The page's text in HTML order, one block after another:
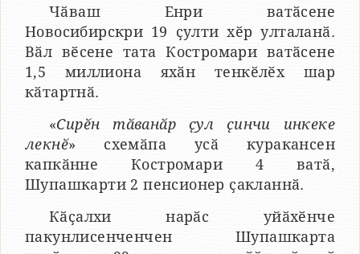
Чӑваш Енри ватӑсене
Новосибирскри 19 ҫулти хӗр улталанӑ.
Вӑл вӗсене тата Костромари ватӑсене
1,5 миллиона яхӑн тенкӗлӗх шар
кӑтартнӑ.
«Сирӗн тӑванӑр ҫул ҫинчи инкеке
лекнӗ» схемӑпа усӑ куракансен
капкӑнне Костромари 4 ватӑ,
Шупашкарти 2 пенсионер ҫакланнӑ.
Кӑҫалхи нарӑс уйӑхӗнче
пакунлисенченчен Шупашкарта